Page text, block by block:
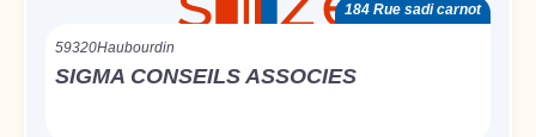
184 Rue sadi carnot
59320Haubourdin
SIGMA CONSEILS ASSOCIES